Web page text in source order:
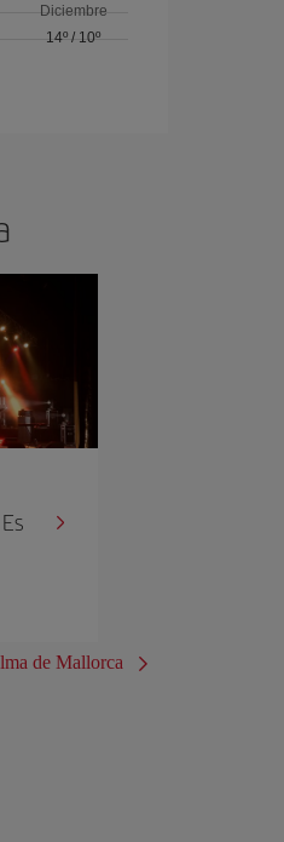
Diciembre
14º / 10º
de Mallorca